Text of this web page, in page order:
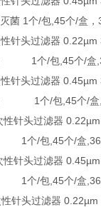
菌 1个/包,45个/盒
针头过滤器 0.22µm
1个/包,45个/盒
针头过滤器 0.45µm
1个/包,45个/盒
针头过滤器
个/包,45个/盒
针头过滤器
个/包,45个/盒
针头过滤器 0.22µm